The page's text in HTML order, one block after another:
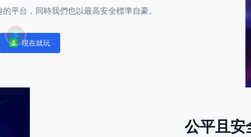
平台，同時我們也以最高安全標準自豪。
Notifications
現在就玩
公平且安